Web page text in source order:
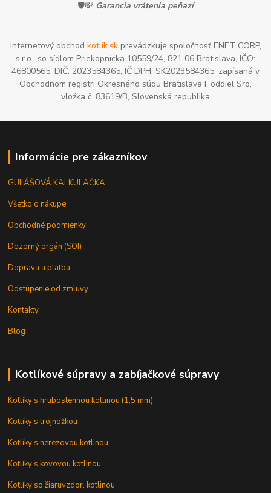
🛡️💸 Garancia vrátenia peňazí
Internetový obchod kotlik.skprevádzkuje spoločnosť ENET CORP,
s.r.o., so sídlom Priekopnícka 10559/24, 821 06 Bratislava, IČO:
46800565, DIČ: 2023584365, IČ DPH: SK2023584365, zapísaná v
Obchodnom registri Okresného súdu Bratislava I, oddiel Sro,
vložka č. 83619/B, Slovenská republika
Informácie pre zákazníkov
GULÁŠOVÁ KALKULAČKA
Všetko o nákupe
Obchodné podmienky
Dozorný orgán (SOI)
Doprava a platba
Odstúpenie od zmluvy
Kontakty
Blog
Kotlíkové súpravy a zabíjačkové súpravy
Kotlíky s hrubostennou kotlinou (1,5 mm)
Kotlíky s trojnožkou
Kotlíky s nerezovou kotlinou
Kotlíky s kovovou kotlinou
Kotlíky so žiaruvzdor. kotlinou